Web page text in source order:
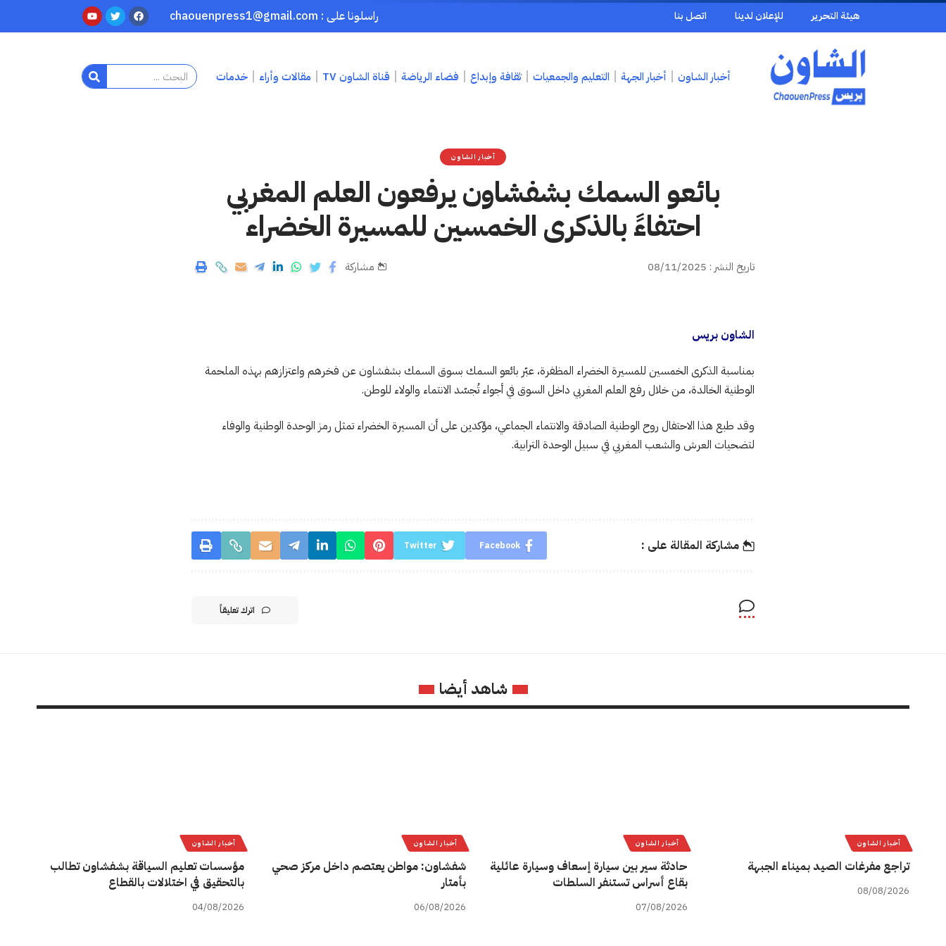
هيئة التحرير للإعلان لدينا اتصل بنا راسلونا على : chaouenpress1@gmail.com
أخبار الشاون أخبار الجهة التعليم والجمعيات ثقافة وإبداع فضاء الرياضة قناة الشاون TV مقالات وأراء خدمات
أخبار الشاون
بائعو السمك بشفشاون يرفعون العلم المغربي
احتفاءً بالذكرى الخمسين للمسيرة الخضراء
تاريخ النشر : 08/11/2025 مشاركة
الشاون بريس
بمناسبة الذكرى الخمسين للمسيرة الخضراء المظفرة، عبّر بائعو السمك بسوق السمك بشفشاون عن فخرهم واعتزازهم بهذه الملحمة
الوطنية الخالدة، من خلال رفع العلم المغربي داخل السوق في أجواء تُجسّد الانتماء والولاء للوطن.
وقد طبع هذا الاحتفال روح الوطنية الصادقة والانتماء الجماعي، مؤكدين على أن المسيرة الخضراء تمثل رمز الوحدة الوطنية والوفاء
لتضحيات العرش والشعب المغربي في سبيل الوحدة الترابية.
مشاركة المقالة على : Facebook
Twitter
اترك تعليقاً
شاهد أيضا
أخبار الشاون
تراجع مفرغات الصيد بميناء الجبهة
08/08/2026
أخبار الشاون
حادثة سير بين سيارة إسعاف وسيارة عائلية
بقاع أسراس تستنفر السلطات
07/08/2026
أخبار الشاون
شفشاون: مواطن يعتصم داخل مركز صحي
بأمتار
06/08/2026
أخبار الشاون
مؤسسات تعليم السياقة بشفشاون تطالب
بالتحقيق في اختلالات بالقطاع
04/08/2026